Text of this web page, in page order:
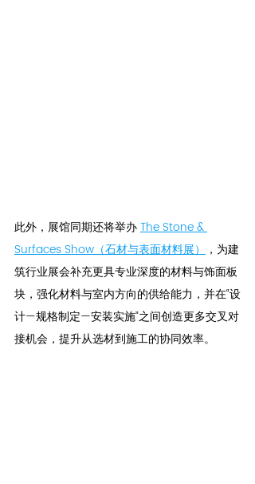
此外，展馆同期还将举办 The Stone &
Surfaces Show（石材与表面材料展） ，为建
筑行业展会补充更具专业深度的材料与饰面板
块，强化材料与室内方向的供给能力，并在“设
计—规格制定—安装实施”之间创造更多交叉对
接机会，提升从选材到施工的协同效率。